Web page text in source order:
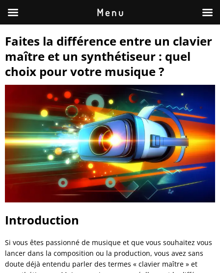
Faites la différence entre un clavier
maître et un synthétiseur : quel
choix pour votre musique ?
Introduction
Si vous êtes passionné de musique et que vous souhaitez vous
lancer dans la composition ou la production, vous avez sans
doute déjà entendu parler des termes « clavier maître » et
M e n u